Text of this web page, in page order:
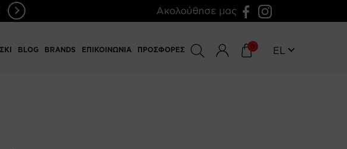
Ακολούθησε μας
BLOG BRANDS ΕΠΙΚΟΙΝΩΝΙΑ ΠΡΟΣΦΟΡΕΣ 0 EL